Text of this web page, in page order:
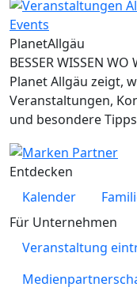
PlanetAllgäu
BESSER WISSEN WO
Planet Allgäu zeigt,
Veranstaltungen,
und besondere
Entdecken
Kalender
Für Unternehmen
Veranstaltung